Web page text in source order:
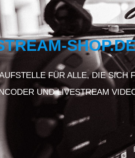
FÜR ALLE, DIE SICH
UND LIVESTREAM